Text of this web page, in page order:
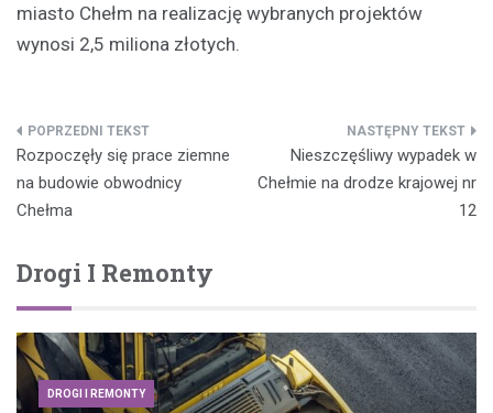
miasto Chełm na realizację wybranych projektów
wynosi 2,5 miliona złotych.
Nawigacja
wpisu
Rozpoczęły się prace ziemne
na budowie obwodnicy
Chełma
Nieszczęśliwy wypadek w
Chełmie na drodze krajowej nr
12
Drogi I Remonty
DROGI I REMONTY